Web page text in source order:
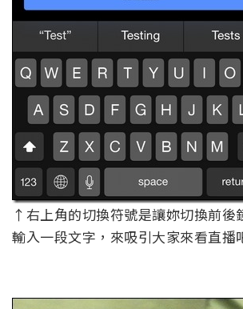
↑右上角的切換符號是讓妳切換前後
輸入一段文字，來吸引大家來看直播